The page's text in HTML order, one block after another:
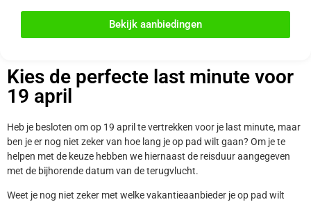
Bekijk aanbiedingen
Kies de perfecte last minute voor
19 april
Heb je besloten om op 19 april te vertrekken voor je last minute, maar
ben je er nog niet zeker van hoe lang je op pad wilt gaan? Om je te
helpen met de keuze hebben we hiernaast de reisduur aangegeven
met de bijhorende datum van de terugvlucht.
Weet je nog niet zeker met welke vakantieaanbieder je op pad wilt